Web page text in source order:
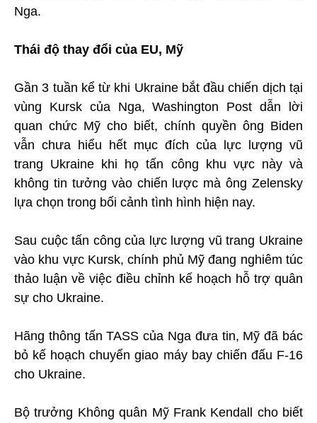
Nga.
Thái độ thay đổi của EU, Mỹ
Gần 3 tuần kể từ khi Ukraine bắt đầu chiến dịch tại
vùng Kursk của Nga, Washington Post dẫn lời
quan chức Mỹ cho biết, chính quyền ông Biden
vẫn chưa hiểu hết mục đích của lực lượng vũ
trang Ukraine khi họ tấn công khu vực này và
không tin tưởng vào chiến lược mà ông Zelensky
lựa chọn trong bối cảnh tình hình hiện nay.
Sau cuộc tấn công của lực lượng vũ trang Ukraine
vào khu vực Kursk, chính phủ Mỹ đang nghiêm túc
thảo luận về việc điều chỉnh kế hoạch hỗ trợ quân
sự cho Ukraine.
Hãng thông tấn TASS của Nga đưa tin, Mỹ đã bác
bỏ kế hoạch chuyển giao máy bay chiến đấu F-16
cho Ukraine.
Bộ trưởng Không quân Mỹ Frank Kendall cho biết